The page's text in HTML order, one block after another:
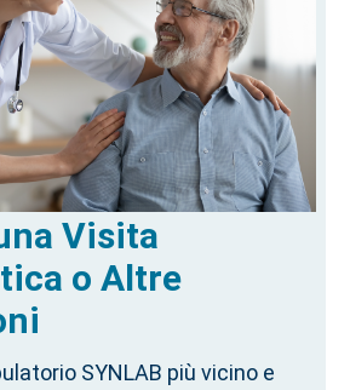
Visita
o Altre
SYNLAB più vicino e